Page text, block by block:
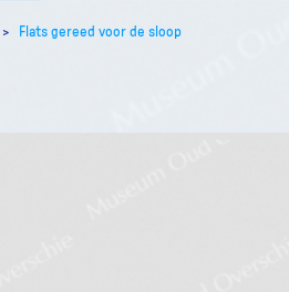
Flats gereed voor de sloop